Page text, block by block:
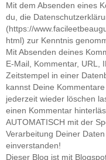
Mit dem Absenden eines
du, die
(https://
html) zur Kenntnis
Mit Absenden deines
E-Mail, Kommentar, URL,
Zeitstempel in einer
kannst Deine
jederzeit wieder löschen
einen Kommentar
AUTOMATISCH mit der
Verarbeitung Deiner
einverstanden!
Dieser Blog ist mit